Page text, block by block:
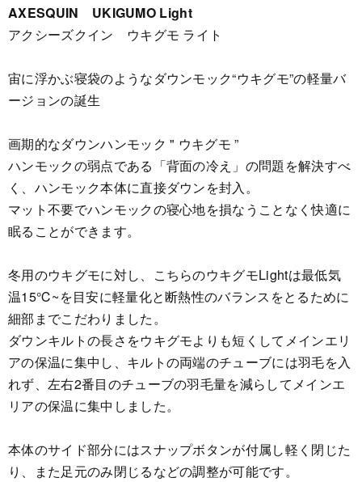
AXESQUIN UKIGUMO Light
アクシーズクイン ウキグモ ライト
宙に浮かぶ寝袋のようなダウンモック“ウキグモ”の軽量バ
ージョンの誕生
画期的なダウンハンモック " ウキグモ ”
ハンモックの弱点である「背面の冷え」の問題を解決すべ
く、ハンモック本体に直接ダウンを封入。
マット不要でハンモックの寝心地を損なうことなく快適に
眠ることができます。
冬用のウキグモに対し、こちらのウキグモLightは最低気
温15℃~を目安に軽量化と断熱性のバランスをとるために
細部までこだわりました。
ダウンキルトの長さをウキグモよりも短くしてメインエリ
アの保温に集中し、キルトの両端のチューブには羽毛を入
れず、左右2番目のチューブの羽毛量を減らしてメインエ
リアの保温に集中しました。
本体のサイド部分にはスナップボタンが付属し軽く閉じた
り、また足元のみ閉じるなどの調整が可能です。